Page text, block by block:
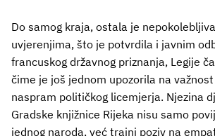
Do samog kraja, ostala je
uvjerenjima, što je potvrdila i javnim
francuskog državnog priznanja, Legije
čime je još jednom upozorila na
naspram političkog licemjerja. Njezina
Gradske knjižnice Rijeka nisu samo
jednog naroda, već trajni poziv na